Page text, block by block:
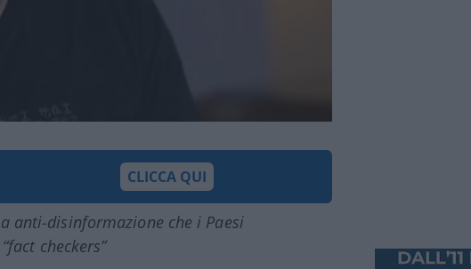
CLICCA QUI
anti-disinformazione che i Paesi
checkers”